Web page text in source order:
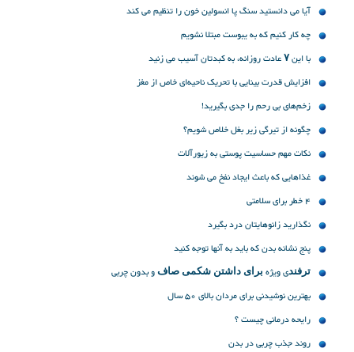
آیا می دانستید سنگ پا انسولین خون را تنظیم می کند
چه کار کنیم که به یبوست مبتلا نشویم
با این ۷ عادت روزانه، به کبدتان آسیب می زنید
افزایش قدرت بینایی با تحریک ناحیه‌ای خاص از مغز
زخم‌های بی رحم را جدی بگیرید!
چگونه از تیرگی زیر بغل خلاص شویم؟
نکات مهم حساسیت پوستی به زیورآلات
غذاهایی که باعث ایجاد نفخ می شوند
4 خطر برای سلامتی
نگذارید زانوهایتان درد بگیرد
پنج نشانه‌ بدن که باید به آنها توجه کنید
ﺗﺮﻓﻨﺪی ویژه ﺑﺮﺍﯼ ﺩﺍﺷﺘﻦ ﺷﮑﻤﯽ ﺻﺎﻑ و بدون چربی
بهترین نوشیدنی برای مردان بالای 50 سال
رایحه درمانی چیست ؟
روند جذب چربی در بدن